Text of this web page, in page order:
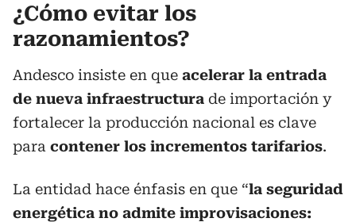
¿Cómo evitar los
razonamientos?
Andesco insiste en que acelerar la entrada
de nueva infraestructura de importación y
fortalecer la producción nacional es clave
para contener los incrementos tarifarios.
La entidad hace énfasis en que “la seguridad
energética no admite improvisaciones: